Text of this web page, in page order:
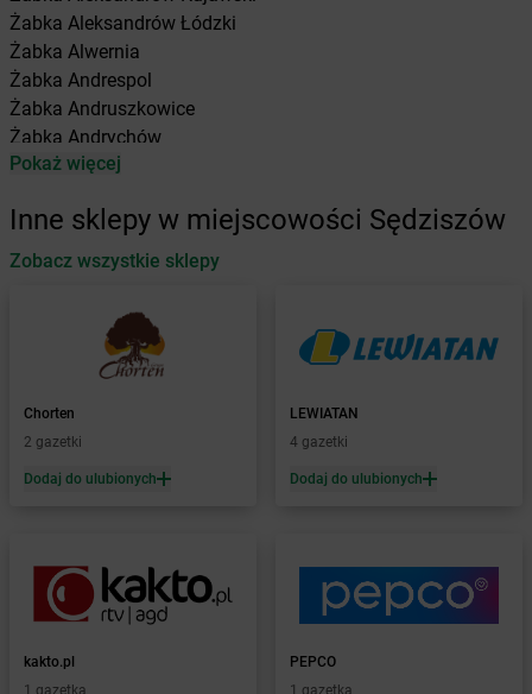
Żabka Aleksandrów Łódzki
Żabka Alwernia
Żabka Andrespol
Żabka Andruszkowice
Żabka Andrychów
Żabka Antonie
Żabka Automat
Żabka Babica
Babimost
Baborów
Baboszewo
Żabka Bachowice
Żabka Bądkowo
Żabka Bąków
Żabka
Baranowo
Żabka Barcin
Żabka Bardo
Pokaż więcej
Inne sklepy w miejscowości Sędziszów
Zobacz wszystkie sklepy
Chorten
2 gazetki
Dodaj do ulubionych
LEWIATAN
4 gazetki
Dodaj do ulubionych
kakto.pl
1 gazetka
PEPCO
1 gazetka